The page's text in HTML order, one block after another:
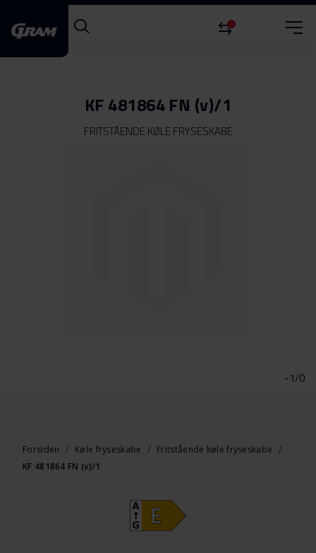
0
KF 481864 FN (v)/1
FRITSTÅENDE KØLE FRYSESKABE
-1/0
Forsiden Køle fryseskabe
Fritstående køle fryseskabe
KF 481864 FN (v)/1